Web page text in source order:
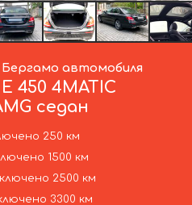
автомобиля
E 450 4MATIC
седан
250 км
1500 км
2500 км
3300 км